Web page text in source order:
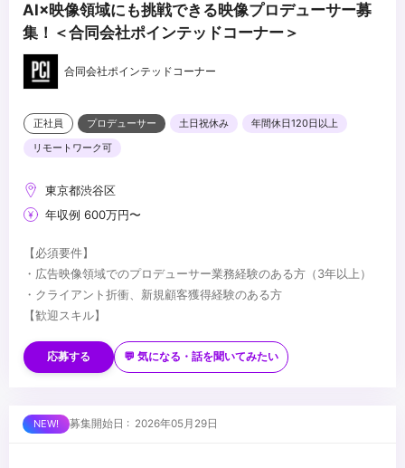
AI×映像領域にも挑戦できる映像プロデューサー募
集！＜合同会社ポインテッドコーナー＞
合同会社ポインテッドコーナー
正社員 プロデューサー 土日祝休み
年間休日120日以上
リモートワーク可
東京都渋谷区
年収例 600万円〜
【必須要件】
・広告映像領域でのプロデューサー業務経験のある方（3年以上）
・クライアント折衝、新規顧客獲得経験のある方
【歓迎スキル】
・ディレクション／編集に関する知見
・AIツール／生成AIへの興味関心
・主体的に案件を獲得・推進できる方
応募する 💬 気になる・話を聞いてみたい
募集開始日 : 2026年05月29日